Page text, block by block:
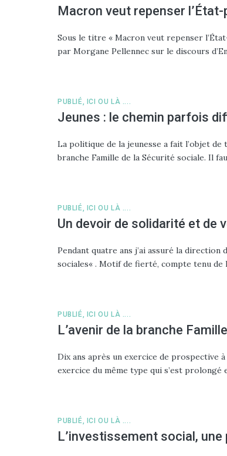
Macron veut repenser
Sous le titre « Macron veut repenser
par Morgane Pellennec sur le discours
PUBLIÉ, ICI OU LÀ ....
Jeunes : le chemin parfois
La politique de la jeunesse a fait l’objet de
branche Famille de la Sécurité sociale. Il
PUBLIÉ, ICI OU LÀ ....
Un devoir de solidarité et de
Pendant quatre ans j’ai assuré la
sociales« . Motif de fierté, compte tenu
PUBLIÉ, ICI OU LÀ ....
L’avenir de la branche
Dix ans après un exercice de prospective
exercice du même type qui s’est prolongé
PUBLIÉ, ICI OU LÀ ....
L’investissement social,